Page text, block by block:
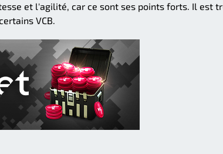
et l'agilité, car ce sont ses points forts. Il est
VCB.